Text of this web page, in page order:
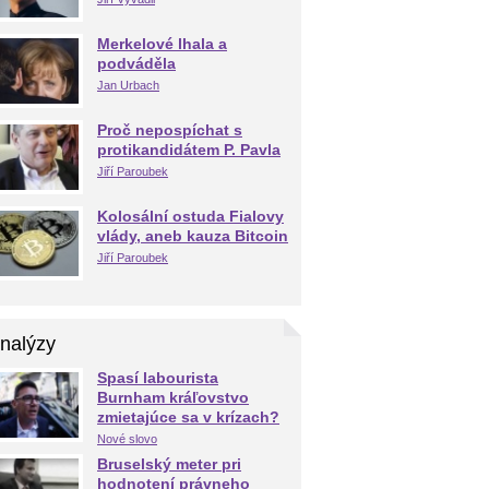
Merkelové lhala a
podváděla
Jan Urbach
Proč nepospíchat s
protikandidátem P. Pavla
Jiří Paroubek
Kolosální ostuda Fialovy
vlády, aneb kauza Bitcoin
Jiří Paroubek
Spasí labourista
Burnham kráľovstvo
zmietajúce sa v krízach?
Nové slovo
Bruselský meter pri
hodnotení právneho